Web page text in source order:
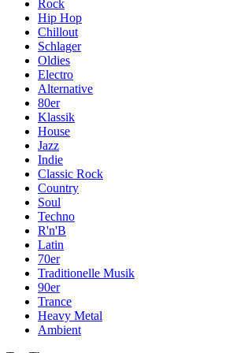
Rock
Hip Hop
Chillout
Schlager
Oldies
Electro
Alternative
80er
Klassik
House
Jazz
Indie
Classic Rock
Country
Soul
Techno
R'n'B
Latin
70er
Traditionelle Musik
90er
Trance
Heavy Metal
Ambient